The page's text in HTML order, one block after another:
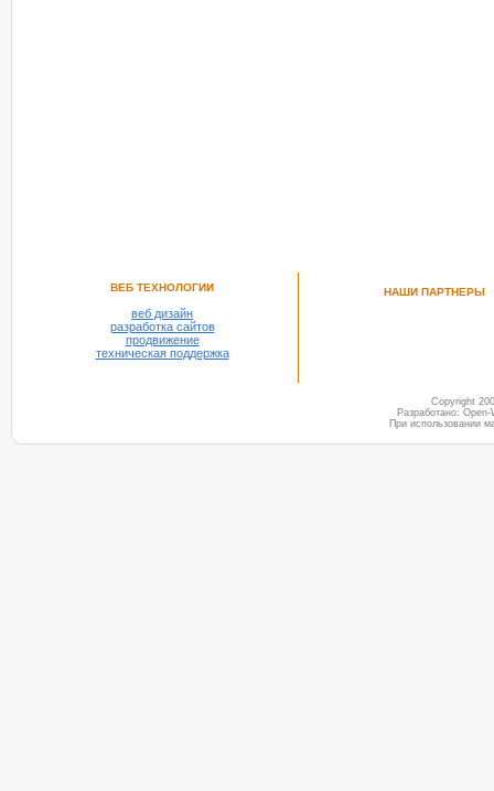
ВЕБ ТЕХНОЛОГИИ
веб дизайн
разработка сайтов
продвижение
техническая поддержка
НАШИ ПАРТНЕРЫ
Copyright
Разработано:
При использовании